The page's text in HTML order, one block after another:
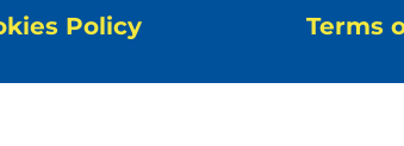
Policy Terms